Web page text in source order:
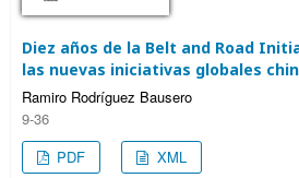
Diez años de la Belt and Road
las nuevas iniciativas globales
Ramiro Rodríguez Bausero
9-36
PDF
XML